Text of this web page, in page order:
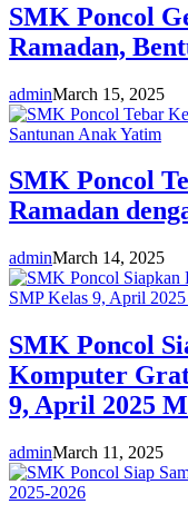
SMK Poncol
Ramadan,
adminMarch 15, 2025
SMK Poncol
Ramadan
adminMarch 14, 2025
SMK Poncol
Komputer
9, April 2025
adminMarch 11, 2025